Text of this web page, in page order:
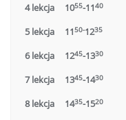
4 lekcja 1055-1140
5 lekcja 1150-1235
6 lekcja 1245-1330
7 lekcja 1345-1430
8 lekcja 1435-1520